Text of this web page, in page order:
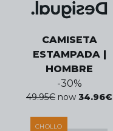
CAMISETA
ESTAMPADA |
HOMBRE
-30%
49.95€ now 34.96€
CHOLLO